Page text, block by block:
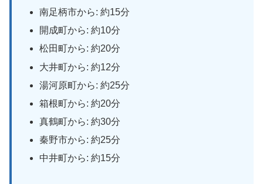
南足柄市から: 約15分
開成町から: 約10分
松田町から: 約20分
大井町から: 約12分
湯河原町から: 約25分
箱根町から: 約20分
真鶴町から: 約30分
秦野市から: 約25分
中井町から: 約15分